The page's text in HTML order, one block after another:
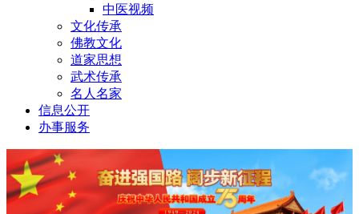
中医视频
文化传承
佛教文化
道家思想
武术传承
名人名家
信息公开
办事服务